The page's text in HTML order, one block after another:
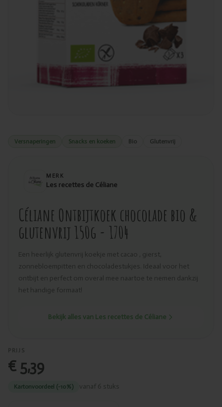
Versnaperingen Snacks en koeken Bio Glutenvrij
MERK
Les recettes de Céliane
Céliane Ontbijtkoek chocolade bio &
glutenvrij 150g - 1704
Een heerlijk glutenvrij koekje met cacao , gierst,
zonnebloempitten en chocoladestukjes. Ideaal voor het
ontbijt en perfect om overal mee naartoe te nemen dankzij
het handige formaat!
Bekijk alles van Les recettes de Céliane
PRIJS
€ 5,39
Kartonvoordeel (-10%) vanaf 6 stuks